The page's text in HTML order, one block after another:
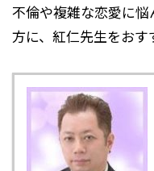
不倫や複雑な恋愛に
方に、紅仁先生をおす